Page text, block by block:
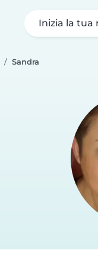
Inizia la tua
Sandra